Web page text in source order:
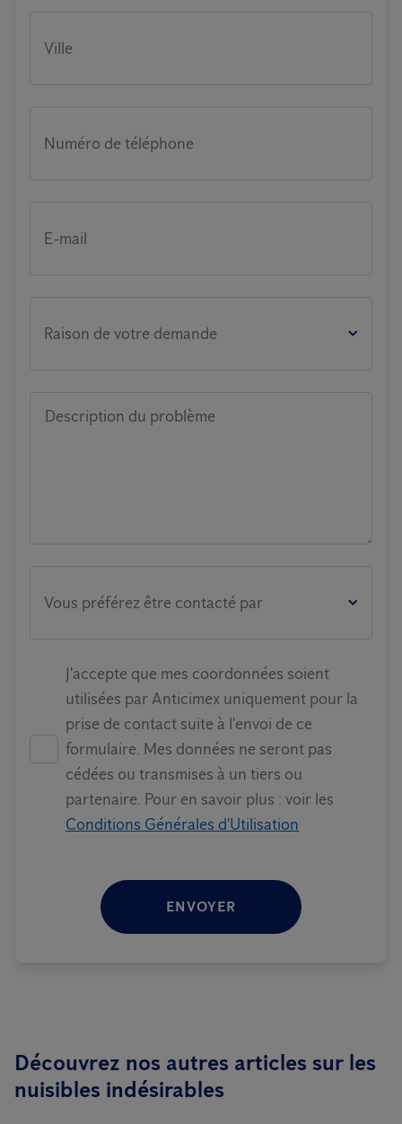
Ville
Numéro de téléphone
E-mail
Raison de votre demande
Description du problème
Vous préférez être contacté par
J'accepte que mes coordonnées soient
utilisées par Anticimex uniquement pour la
prise de contact suite à l'envoi de ce
formulaire. Mes données ne seront pas
cédées ou transmises à un tiers ou
partenaire. Pour en savoir plus : voir les
Conditions Générales d'Utilisation
ENVOYER
Découvrez nos autres articles sur les
nuisibles indésirables